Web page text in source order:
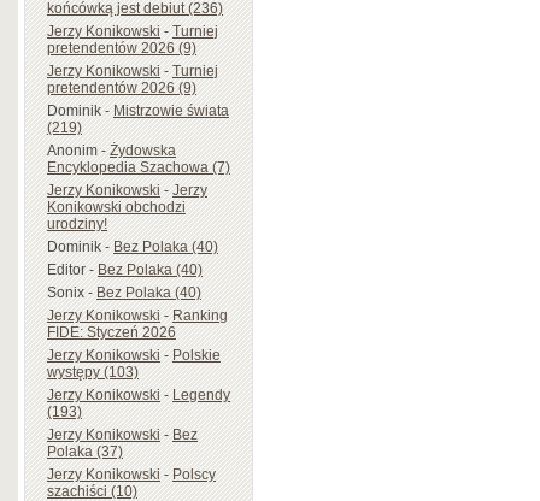
końcówką jest debiut (236)
Jerzy Konikowski-Turniej
pretendentów 2026 (9)
Jerzy Konikowski-Turniej
pretendentów 2026 (9)
Dominik-Mistrzowie świata
(219)
Anonim-Żydowska
Encyklopedia Szachowa (7)
Jerzy Konikowski-Jerzy
Konikowski obchodzi
urodziny!
Dominik-Bez Polaka (40)
Editor-Bez Polaka (40)
Sonix-Bez Polaka (40)
Jerzy Konikowski-Ranking
FIDE: Styczeń 2026
Jerzy Konikowski-Polskie
występy (103)
Jerzy Konikowski-Legendy
(193)
Jerzy Konikowski-Bez
Polaka (37)
Jerzy Konikowski-Polscy
szachiści (10)